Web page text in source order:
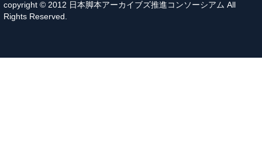
copyright © 2012 日本脚本アーカイブズ推進コンソーシアム All
Rights Reserved.